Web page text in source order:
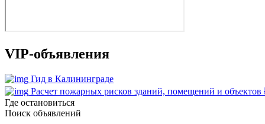
VIP-объявления
Гид в Калининграде
Расчет пожарных рисков зданий, помещений и объектов
Где остановиться
Поиск объявлений